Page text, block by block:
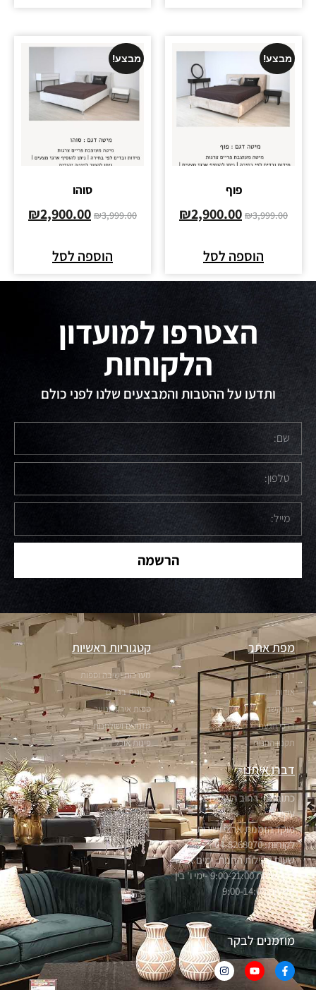
מבצע!
פוף
₪3,999.00
₪2,900.00
הוספה לסל
מבצע!
סוהו
₪3,999.00
₪2,900.00
הוספה לסל
הצטרפו למועדון
הלקוחות
ותדעו על ההטבות והמבצעים שלנו לפני כולם
הרשמה
מפת אתר
דף הבית
אודות
צור קשר
דרכי הגעה
תקנון החנות
קטגוריות ראשיות
מערכות ישיבה וספות
ארונות בגדים
ספות אירוח ונוער
מזנונים ושולחנות
פינות אוכל
דברו איתנו
כתובתנו: רחוב הערבה 1, אור
עקיבא
מוקד הזמנות ארצי ושירות
לקוחות: 04-8268070
שעות פעילות החנות: ימים א'-ה'
בין השעות 9:00-21:00 -ימי ו' בין
השעות 9:00-14:00
מוזמנים לבקר